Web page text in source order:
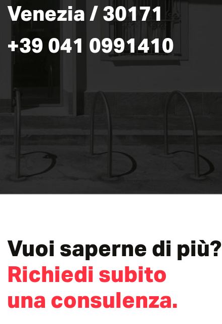
Venezia / 30171
+39 041 0991410
Vuoi saperne di più?
Richiedi subito
una consulenza.